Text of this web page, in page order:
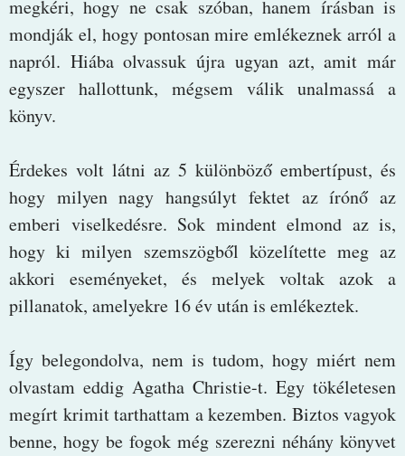
megkéri, hogy ne csak szóban, hanem írásban is
mondják el, hogy pontosan mire emlékeznek arról a
napról. Hiába olvassuk újra ugyan azt, amit már
egyszer hallottunk, mégsem válik unalmassá a
könyv.
Érdekes volt látni az 5 különböző embertípust, és
hogy milyen nagy hangsúlyt fektet az írónő az
emberi viselkedésre. Sok mindent elmond az is,
hogy ki milyen szemszögből közelítette meg az
akkori eseményeket, és melyek voltak azok a
pillanatok, amelyekre 16 év után is emlékeztek.
Így belegondolva, nem is tudom, hogy miért nem
olvastam eddig Agatha Christie-t. Egy tökéletesen
megírt krimit tarthattam a kezemben. Biztos vagyok
benne, hogy be fogok még szerezni néhány könyvet